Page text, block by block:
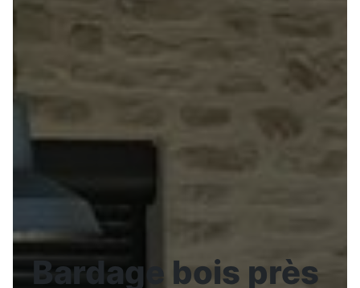
Bardage bois près